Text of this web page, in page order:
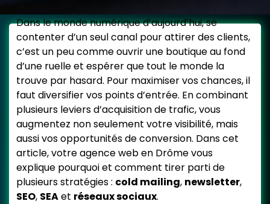
Dans le monde numérique d’aujourd’hui, se
contenter d’un seul canal pour attirer des clients,
c’est un peu comme ouvrir une boutique au fond
d’une ruelle et espérer que tout le monde la
trouve par hasard. Pour maximiser vos chances, il
faut diversifier vos points d’entrée. En combinant
plusieurs leviers d’acquisition de trafic, vous
augmentez non seulement votre visibilité, mais
aussi vos opportunités de conversion. Dans cet
article, votre agence web en Drôme vous
explique pourquoi et comment tirer parti de
plusieurs stratégies : cold mailing, newsletter,
SEO, SEAet réseaux sociaux.